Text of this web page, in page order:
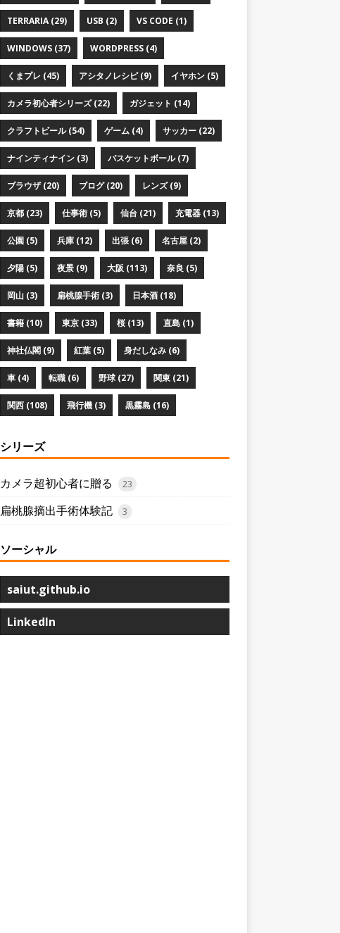
TERRARIA (29) USB (2) VS CODE (1)
WINDOWS (37) WORDPRESS (4)
くまプレ (45) アシタノレシピ (9) イヤホン (5)
カメラ初心者シリーズ (22) ガジェット (14)
クラフトビール (54) ゲーム (4) サッカー (22)
ナインティナイン (3) バスケットボール (7)
ブラウザ (20) ブログ (20) レンズ (9)
京都 (23) 仕事術 (5) 仙台 (21) 充電器 (13)
公園 (5) 兵庫 (12) 出張 (6) 名古屋 (2)
夕陽 (5) 夜景 (9) 大阪 (113) 奈良 (5)
岡山 (3) 扁桃腺手術 (3) 日本酒 (18)
書籍 (10) 東京 (33) 桜 (13) 直島 (1)
神社仏閣 (9) 紅葉 (5) 身だしなみ (6)
車 (4) 転職 (6) 野球 (27) 関東 (21)
関西 (108) 飛行機 (3) 黒霧島 (16)
シリーズ
カメラ超初心者に贈る 23
扁桃腺摘出手術体験記 3
ソーシャル
saiut.github.io
LinkedIn